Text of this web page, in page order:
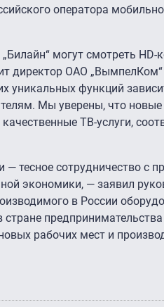
оператора
могут смотреть
директор ОАО
уникальных функций
Мы уверены, что новые
ТВ-услуги,
тесное сотрудничество с
экономики, — заявил
в России
рабочих мест и